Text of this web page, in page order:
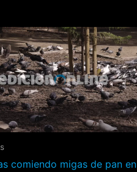
comiendo migas de pan en